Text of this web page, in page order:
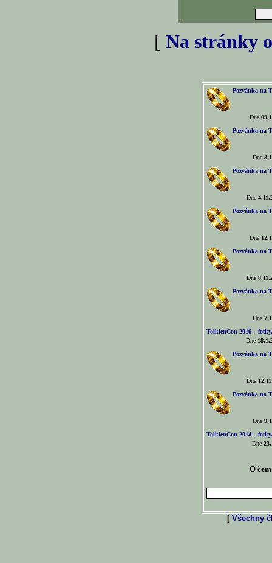
[ Na stránky
Pozvánka na
Dne
Pozvánka na
Dne
Pozvánka na
Dne
Pozvánka na
Dne
Pozvánka na
Dne
Pozvánka na
Dne
TolkienCon 2016 –
Dne
Pozvánka na
Dne
Pozvánka na
Dne
TolkienCon 2014 –
Dne
O
[ Všechny